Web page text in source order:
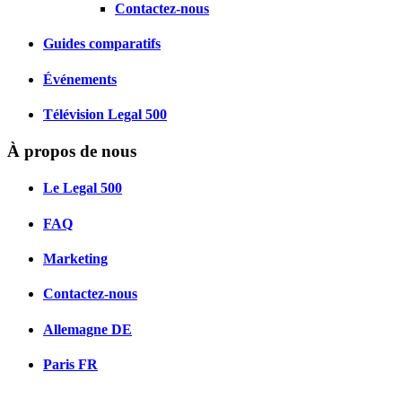
Contactez-nous
Guides comparatifs
Événements
Télévision Legal 500
À propos de nous
Le Legal 500
FAQ
Marketing
Contactez-nous
Allemagne DE
Paris FR